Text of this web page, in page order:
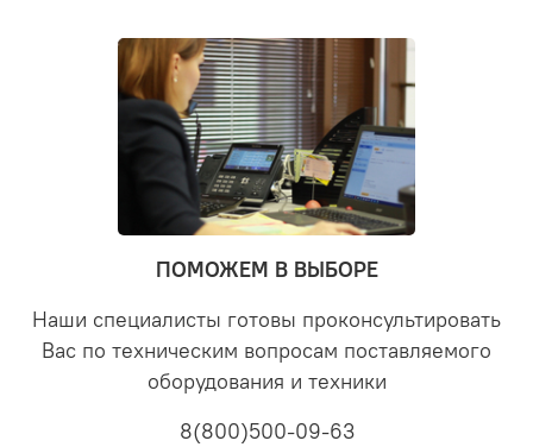
ПОМОЖЕМ В ВЫБОРЕ
Наши специалисты готовы проконсультировать
Вас по техническим вопросам поставляемого
оборудования и техники
8(800)500-09-63